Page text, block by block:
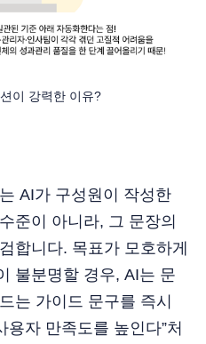
이 강력한 이유?
AI가 구성원이 작성한
준이 아니라, 그 문장의
합니다. 목표가 모호하게
불분명할 경우, AI는 문
는 가이드 문구를 즉시
용자 만족도를 높인다”처